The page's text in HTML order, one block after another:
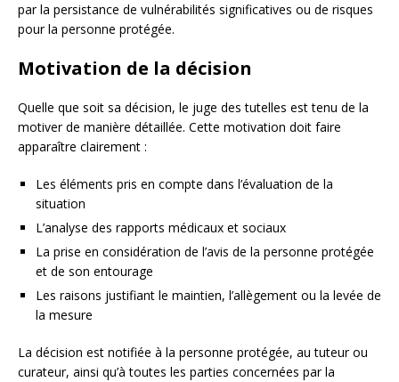
par la persistance de vulnérabilités significatives ou de risques
pour la personne protégée.
Motivation de la décision
Quelle que soit sa décision, le juge des tutelles est tenu de la
motiver de manière détaillée. Cette motivation doit faire
apparaître clairement :
Les éléments pris en compte dans l’évaluation de la
situation
L’analyse des rapports médicaux et sociaux
La prise en considération de l’avis de la personne protégée
et de son entourage
Les raisons justifiant le maintien, l’allègement ou la levée de
la mesure
La décision est notifiée à la personne protégée, au tuteur ou
curateur, ainsi qu’à toutes les parties concernées par la